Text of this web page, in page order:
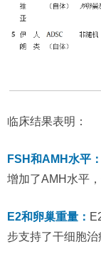
临床结果表明：
FSH和AMH水平：
增加了AMH水平
E2和卵巢重量：
步支持了干细胞治